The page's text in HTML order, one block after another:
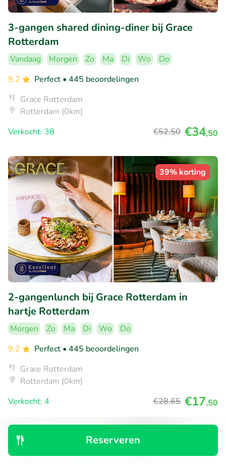
Reserveren
3-gangen shared dining-diner bij Grace
Rotterdam
Vandaag Morgen Zo Ma Di Wo
Do
9.2
Perfect • 445 beoordelingen
Grace Rotterdam
Rotterdam (0km)
Verkocht: 38
€52,50 €34,50
39% korting
2-gangenlunch bij Grace Rotterdam in
hartje Rotterdam
Morgen Zo Ma Di Wo
Do
9.2
Perfect • 445 beoordelingen
Grace Rotterdam
Rotterdam (0km)
Verkocht: 4
€28,65 €17,50